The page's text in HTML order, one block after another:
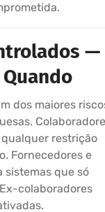
—
Quando
dos maiores
restrição
Fornecedores e
sistemas que só
colaboradores